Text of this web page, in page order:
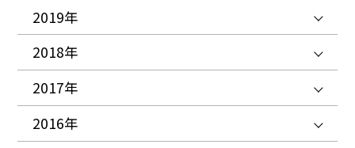
2019年
2018年
2017年
2016年